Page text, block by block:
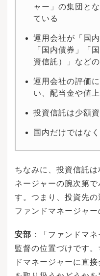
ャー」の集団と
ている
運用会社が「国
「国内債券」「
資信託）」など
運用会社の評価
い、配当金や値
投資信託は少額
国内だけではな
ちなみに、投資信託
ネージャーの腕次第
す。つまり、投資先
ファンドマネージャー
安部 ：「ファンドマ
監督の位置づけです
ドマネージャーに直